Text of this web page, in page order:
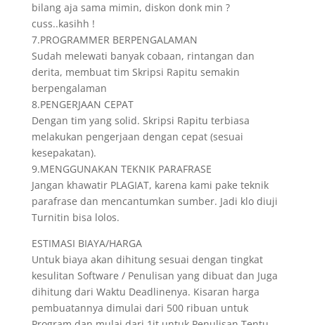
bilang aja sama mimin, diskon donk min ?
cuss..kasihh !
7.PROGRAMMER BERPENGALAMAN
Sudah melewati banyak cobaan, rintangan dan
derita, membuat tim Skripsi Rapitu semakin
berpengalaman
8.PENGERJAAN CEPAT
Dengan tim yang solid. Skripsi Rapitu terbiasa
melakukan pengerjaan dengan cepat (sesuai
kesepakatan).
9.MENGGUNAKAN TEKNIK PARAFRASE
Jangan khawatir PLAGIAT, karena kami pake teknik
parafrase dan mencantumkan sumber. Jadi klo diuji
Turnitin bisa lolos.
ESTIMASI BIAYA/HARGA
Untuk biaya akan dihitung sesuai dengan tingkat
kesulitan Software / Penulisan yang dibuat dan Juga
dihitung dari Waktu Deadlinenya. Kisaran harga
pembuatannya dimulai dari 500 ribuan untuk